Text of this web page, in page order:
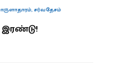
, சர்வதேசம்
இரண்டு!